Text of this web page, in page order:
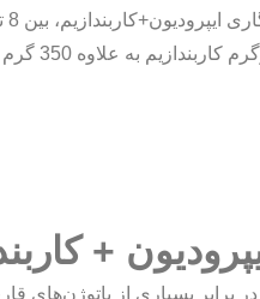
+
برابر بسیاری از پاتوژن‌های